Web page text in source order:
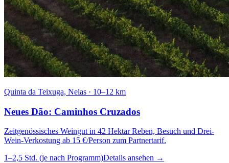
Quinta da Teixuga, Nelas · 10–12 km
Neues Dão: Caminhos Cruzados
Zeitgenössisches Weingut in 42 Hektar Reben, Besuch und Drei-
Wein-Verkostung ab 15 €/Person zum Partnertarif.
1–2,5 Std. (je nach Programm)Details ansehen →